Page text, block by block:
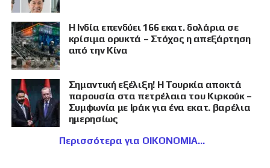
Η Ινδία επενδύει 166 εκατ. δολάρια σε
κρίσιμα ορυκτά – Στόχος η απεξάρτηση
από την Κίνα
Σημαντική εξέλιξη! Η Τουρκία αποκτά
παρουσία στα πετρέλαια του Κιρκούκ –
Συμφωνία με Ιράκ για ένα εκατ. βαρέλια
ημερησίως
Περισσότερα για ΟΙΚΟΝΟΜΙΑ